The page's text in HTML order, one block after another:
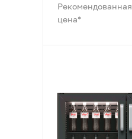
Рекомендованная
цена*